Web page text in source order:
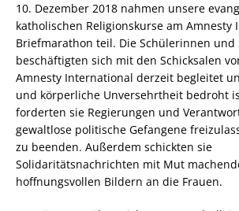
10. Dezember 2018 nahmen unsere
katholischen Religionskurse am Amnesty
Briefmarathon teil. Die Schülerinnen und
beschäftigten sich mit den Schicksalen
Amnesty International derzeit begleitet
und körperliche Unversehrtheit bedroht
forderten sie Regierungen und
gewaltlose politische Gefangene
zu beenden. Außerdem schickten sie
Solidaritätsnachrichten mit Mut
hoffnungsvollen Bildern an die Frauen.